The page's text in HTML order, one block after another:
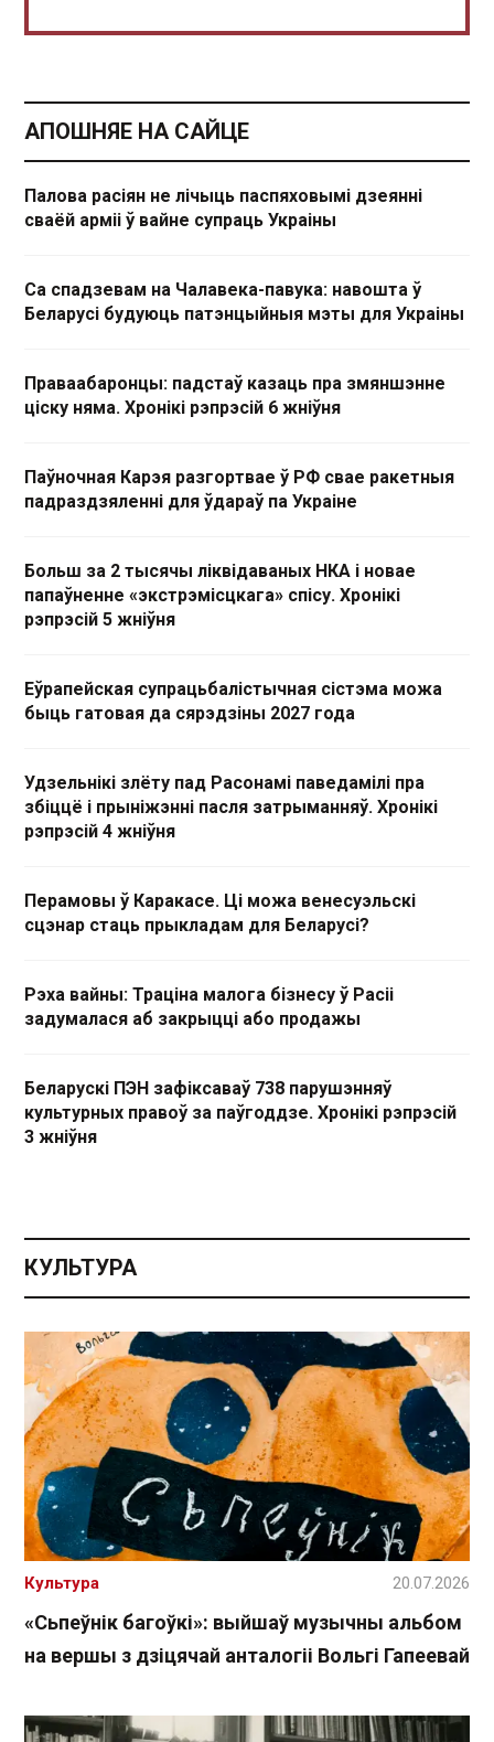
АПОШНЯЕ НА САЙЦЕ
Палова расіян не лічыць паспяховымі дзеянні
сваёй арміі ў вайне супраць Украіны
Са спадзевам на Чалавека-павука: навошта ў
Беларусі будуюць патэнцыйныя мэты для Украіны
Праваабаронцы: падстаў казаць пра змяншэнне
ціску няма. Хронікі рэпрэсій 6 жніўня
Паўночная Карэя разгортвае ў РФ свае ракетныя
падраздзяленні для ўдараў па Украіне
Больш за 2 тысячы ліквідаваных НКА і новае
папаўненне «экстрэмісцкага» спісу. Хронікі
рэпрэсій 5 жніўня
Еўрапейская супрацьбалістычная сістэма можа
быць гатовая да сярэдзіны 2027 года
Удзельнікі злёту пад Расонамі паведамілі пра
збіццё і прыніжэнні пасля затрыманняў. Хронікі
рэпрэсій 4 жніўня
Перамовы ў Каракасе. Ці можа венесуэльскі
сцэнар стаць прыкладам для Беларусі?
Рэха вайны: Траціна малога бізнесу ў Расіі
задумалася аб закрыцці або продажы
Беларускі ПЭН зафіксаваў 738 парушэнняў
культурных правоў за паўгоддзе. Хронікі рэпрэсій
3 жніўня
КУЛЬТУРА
«Сьпеўнік багоўкі»: выйшаў музычны альбом
на вершы з дзіцячай анталогіі Вольгі Гапеевай
Культура 20.07.2026